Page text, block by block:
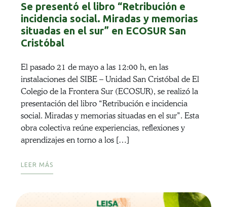
Se presentó el libro “Retribución e
incidencia social. Miradas y memorias
situadas en el sur” en ECOSUR San
Cristóbal
El pasado 21 de mayo a las 12:00 h, en las
instalaciones del SIBE – Unidad San Cristóbal de El
Colegio de la Frontera Sur (ECOSUR), se realizó la
presentación del libro “Retribución e incidencia
social. Miradas y memorias situadas en el sur”. Esta
obra colectiva reúne experiencias, reflexiones y
aprendizajes en torno a los […]
LEER MÁS